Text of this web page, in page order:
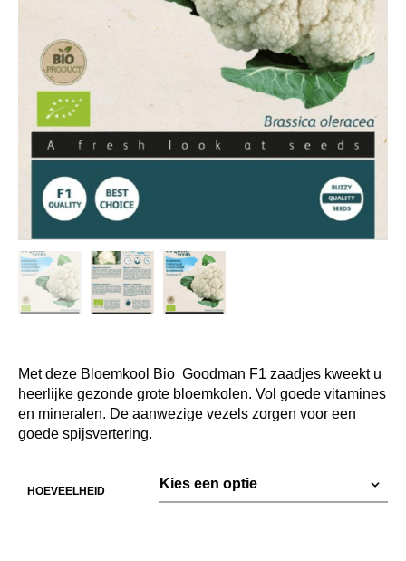
Met deze Bloemkool Bio Goodman F1 zaadjes kweekt u
heerlijke gezonde grote bloemkolen. Vol goede vitamines
en mineralen. De aanwezige vezels zorgen voor een
goede spijsvertering.
HOEVEELHEID